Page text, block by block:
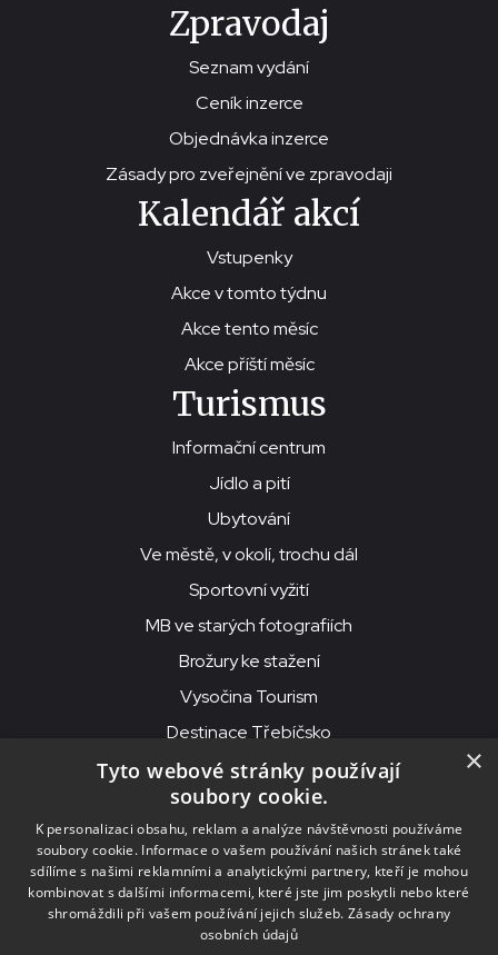
Zpravodaj
Seznam vydání
Ceník inzerce
Objednávka inzerce
Zásady pro zveřejnění ve zpravodaji
Kalendář akcí
Vstupenky
Akce v tomto týdnu
Akce tento měsíc
Akce příští měsíc
Turismus
Informační centrum
Jídlo a pití
Ubytování
Ve městě, v okolí, trochu dál
Sportovní vyžití
MB ve starých fotografiích
Brožury ke stažení
Vysočina Tourism
Destinace Třebíčsko
© 2026MKS Beseda Mor. Budějovice
MKS Beseda, příspěvková organizace, Purcnerova 62, 676 02
Moravské Budějovice
IČO: 00091758, DIČ: CZ00091758, ID datové schránky: chjn2kd
×
Tyto webové stránky používají
soubory cookie.
K personalizaci obsahu, reklam a analýze návštěvnosti používáme
soubory cookie. Informace o vašem používání našich stránek také
sdílíme s našimi reklamními a analytickými partnery, kteří je mohou
kombinovat s dalšími informacemi, které jste jim poskytli nebo které
shromáždili při vašem používání jejich služeb. Zásady ochrany
osobních údajů